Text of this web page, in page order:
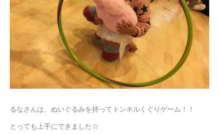
るなさんは、ぬいぐるみを持ってトンネルくぐりゲーム！！
とっても上手にできました☆